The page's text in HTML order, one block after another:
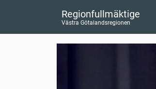
Regionfullmäktige
Västra Götalandsregionen